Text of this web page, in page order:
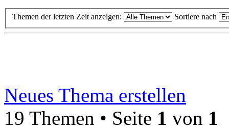
Themen der letzten Zeit anzeigen: Sortiere nach
Neues Thema erstellen
19 Themen • Seite 1 von 1